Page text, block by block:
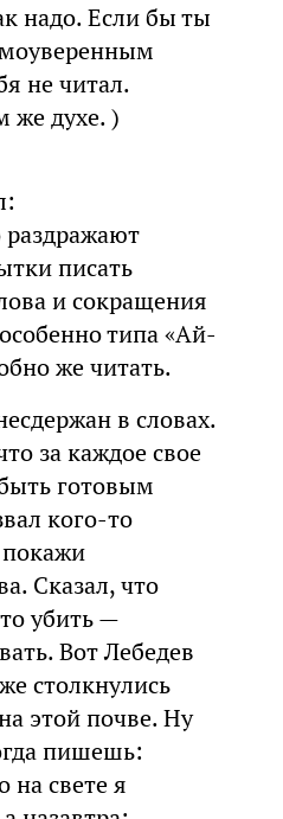
надо. Если бы ты
не читал.
же духе. )
раздражают
писать
и сокращения
типа «Ай-
же читать.
в словах.
за каждое свое
готовым
кого-то
Сказал, что
убить —
Вот Лебедев
столкнулись
этой почве. Ну
пишешь:
на свете я